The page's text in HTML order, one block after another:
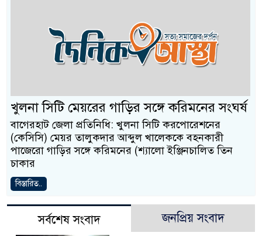
খুলনা সিটি মেয়রের গাড়ির সঙ্গে করিমনের সংঘর্ষ
বাগেরহাট জেলা প্রতিনিধি: খুলনা সিটি করপোরেশনের
(কেসিসি) মেয়র তালুকদার আব্দুল খালেককে বহনকারী
পাজেরো গাড়ির সঙ্গে করিমনের (শ্যালো ইঞ্জিনচালিত তিন
চাকার
বিস্তারিত..
সর্বশেষ সংবাদ জনপ্রিয় সংবাদ